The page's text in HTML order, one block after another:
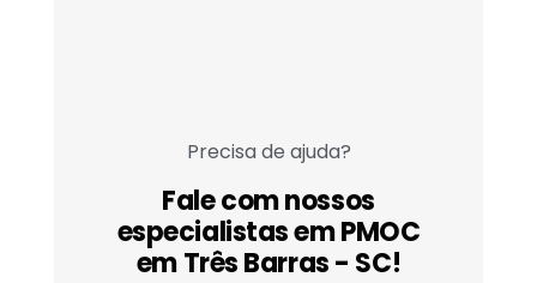
Precisa de ajuda?
Fale com nossos
especialistas em PMOC
em Três Barras - SC!